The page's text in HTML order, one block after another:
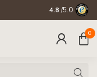
4.8 /5.0
0